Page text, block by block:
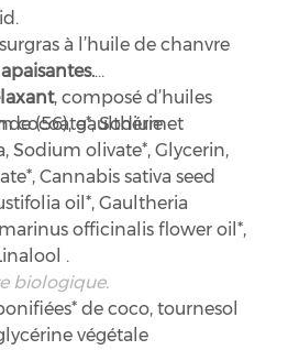
à l’huile de chanvre
apaisantes.
, composé d’huiles
(56), gaulthérie et
cocoate*, Sodium
Sodium olivate*, Glycerin,
Cannabis sativa seed
oil*, Gaultheria
officinalis flower oil*,
.
biologique.
de coco, tournesol
végétale